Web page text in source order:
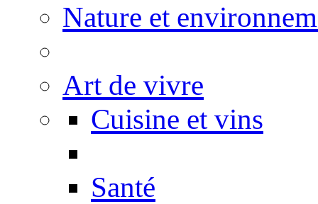
Nature et
Art de vivre
Cuisine et vins
Santé